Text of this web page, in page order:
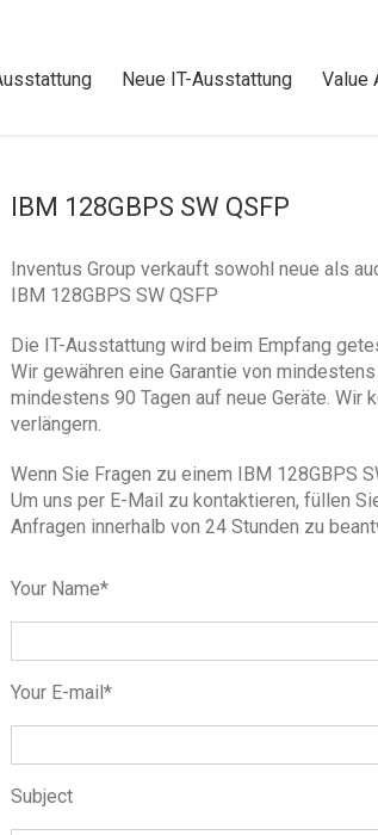
Neue IT-Ausstattung Value
IBM 128GBPS SW QSFP
Inventus Group verkauft sowohl neue als
IBM 128GBPS SW QSFP
Die IT-Ausstattung wird beim Empfang
Wir gewähren eine Garantie von
mindestens 90 Tagen auf neue Geräte. Wir
verlängern.
Wenn Sie Fragen zu einem IBM 128GBPS
Um uns per E-Mail zu kontaktieren, füllen
Anfragen innerhalb von 24 Stunden zu
Your Name*
Your E-mail*
Subject